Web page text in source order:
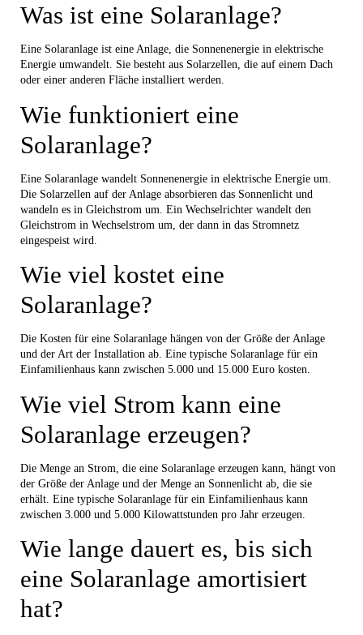
Was ist eine Solaranlage?
Eine Solaranlage ist eine Anlage, die Sonnenenergie in elektrische
Energie umwandelt. Sie besteht aus Solarzellen, die auf einem Dach
oder einer anderen Fläche installiert werden.
Wie funktioniert eine
Solaranlage?
Eine Solaranlage wandelt Sonnenenergie in elektrische Energie um.
Die Solarzellen auf der Anlage absorbieren das Sonnenlicht und
wandeln es in Gleichstrom um. Ein Wechselrichter wandelt den
Gleichstrom in Wechselstrom um, der dann in das Stromnetz
eingespeist wird.
Wie viel kostet eine
Solaranlage?
Die Kosten für eine Solaranlage hängen von der Größe der Anlage
und der Art der Installation ab. Eine typische Solaranlage für ein
Einfamilienhaus kann zwischen 5.000 und 15.000 Euro kosten.
Wie viel Strom kann eine
Solaranlage erzeugen?
Die Menge an Strom, die eine Solaranlage erzeugen kann, hängt von
der Größe der Anlage und der Menge an Sonnenlicht ab, die sie
erhält. Eine typische Solaranlage für ein Einfamilienhaus kann
zwischen 3.000 und 5.000 Kilowattstunden pro Jahr erzeugen.
Wie lange dauert es, bis sich
eine Solaranlage amortisiert
hat?